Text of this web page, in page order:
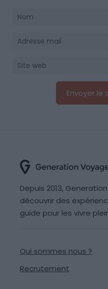
Depuis 2013,
découvrir des
guide pour les vivre
Qui sommes nous ?
Recrutement